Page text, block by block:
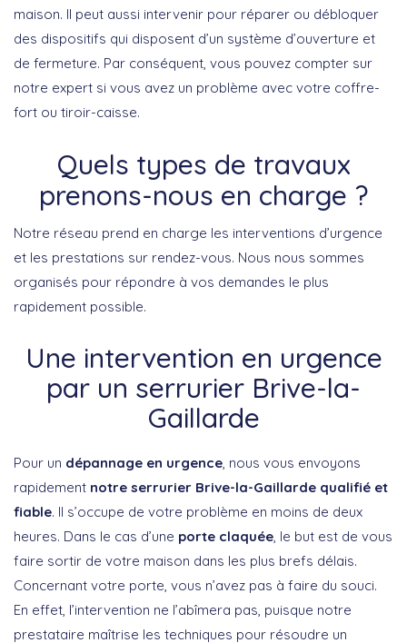
maison. Il peut aussi intervenir pour réparer ou débloquer
des dispositifs qui disposent d’un système d’ouverture et
de fermeture. Par conséquent, vous pouvez compter sur
notre expert si vous avez un problème avec votre coffre-
fort ou tiroir-caisse.
Quels types de travaux
prenons-nous en charge ?
Notre réseau prend en charge les interventions d’urgence
et les prestations sur rendez-vous. Nous nous sommes
organisés pour répondre à vos demandes le plus
rapidement possible.
Une intervention en urgence
par un serrurier Brive-la-
Gaillarde
Pour un dépannage en urgence , nous vous envoyons
rapidement notre serrurier Brive-la-Gaillarde qualifié et
fiable. Il s’occupe de votre problème en moins de deux
heures. Dans le cas d’une porte claquée , le but est de vous
faire sortir de votre maison dans les plus brefs délais.
Concernant votre porte, vous n’avez pas à faire du souci.
En effet, l’intervention ne l’abîmera pas, puisque notre
prestataire maîtrise les techniques pour résoudre un